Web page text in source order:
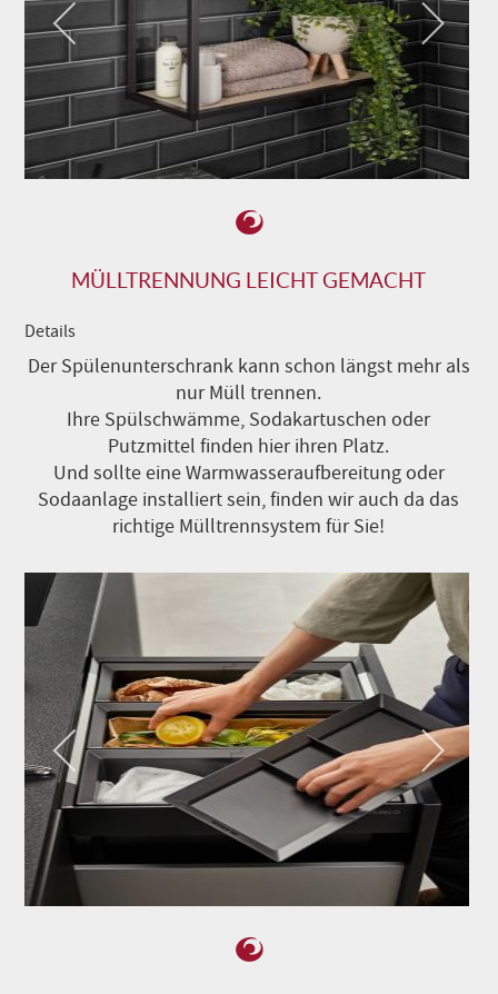
MÜLLTRENNUNG LEICHT GEMACHT
Details
Der Spülenunterschrank kann schon längst mehr als
nur Müll trennen.
Ihre Spülschwämme, Sodakartuschen oder
Putzmittel finden hier ihren Platz.
Und sollte eine Warmwasseraufbereitung oder
Sodaanlage installiert sein, finden wir auch da das
richtige Mülltrennsystem für Sie!